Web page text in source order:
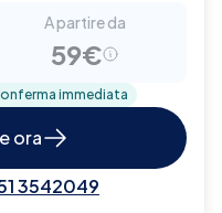
A partire da
59€
immediata
ora
3542049